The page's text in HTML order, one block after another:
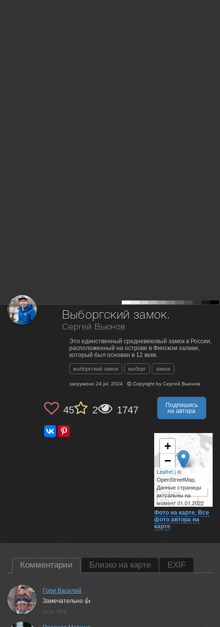
Выборгский замок.
Сергей Вьюнов
Это единственный средневековый замок в России,
расположенный на острове в Финском заливе,
который был основан в 12 веке.
выборгский замок выборг замок
загружено 24 jul, 2024 Copyright by Сергей Вьюнов
45 2 1747
Подпишись
на автора
+
−
1000 km
500 mi
Leaflet| ©
OpenStreetMap,
Данные страницы
актуальны на
момент 01.01.2022
Фото на карте, Все
фото автора на
карте
Комментарии Близко на карте EXIF
Гори Василий
Замечательно 👍
24 jul, 2024